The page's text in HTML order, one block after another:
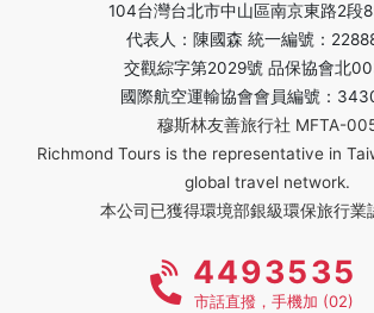
104台灣台北市中山區南京東路2段
代表人：陳國森 統一編號：
交觀綜字第2029號 品保協會北
國際航空運輸協會會員編號：
穆斯林友善旅行社 MFTA-
Richmond Tours is the representative in
global travel network.
本公司已獲得環境部銀級環保旅行業
4493535
市話直撥，手機加 (02)